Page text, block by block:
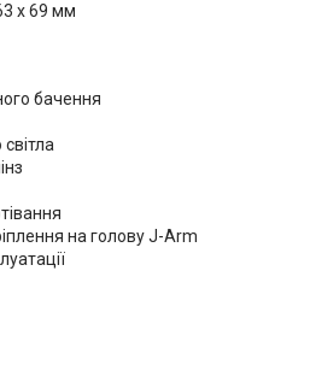
х 69 мм
бачення
на голову J-Arm